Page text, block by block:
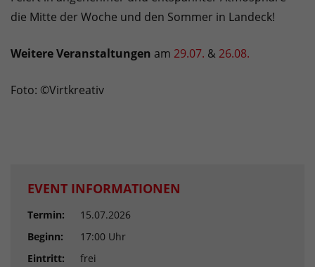
die Mitte der Woche und den Sommer in Landeck!
Weitere Veranstaltungen am 29.07. & 26.08.
Foto: ©Virtkreativ
EVENT INFORMATIONEN
Termin:
15.07.2026
Beginn:
17:00 Uhr
Eintritt:
frei